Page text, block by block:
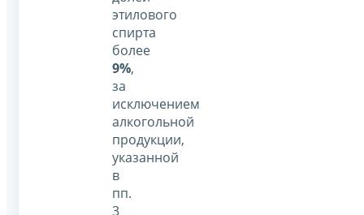
этилового
спирта
более
9%,
за
исключением
алкогольной
продукции,
указанной
в
пп.
3